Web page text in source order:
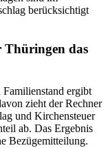
berücksichtigt
Thüringen das
ergibt
zieht der Rechner
und Kirchensteuer
ab. Das Ergebnis
Bezügemitteilung.